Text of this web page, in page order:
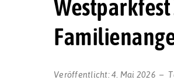
Veröffentlicht:4. Mai 2026